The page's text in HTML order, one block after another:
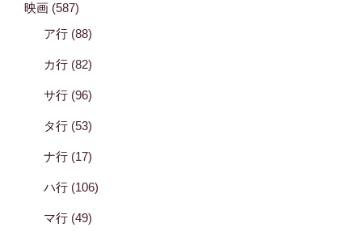
映画 (587)
ア行 (88)
カ行 (82)
サ行 (96)
タ行 (53)
ナ行 (17)
ハ行 (106)
マ行 (49)